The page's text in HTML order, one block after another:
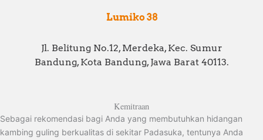
Lumiko 38
Jl. Belitung No.12, Merdeka, Kec. Sumur
Bandung, Kota Bandung, Jawa Barat 40113.
Kemitraan
Sebagai rekomendasi bagi Anda yang membutuhkan hidangan
kambing guling berkualitas di sekitar Padasuka, tentunya Anda